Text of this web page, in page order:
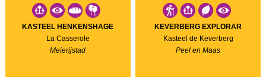
KASTEEL HENKENSHAGE
La Casserole
Meierijstad
KEVERBERG EXPLORAR
Kasteel de Keverberg
Peel en Maas